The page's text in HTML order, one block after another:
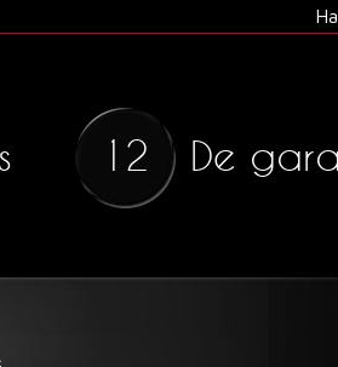
12 De